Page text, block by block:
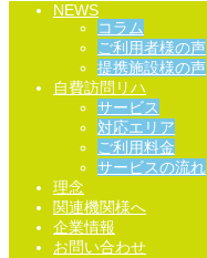
NEWS
コラム
ご利用者様の声
提携施設様の声
自費訪問リハ
サービス
対応エリア
ご利用料金
サービスの流れ
理念
関連機関様へ
企業情報
お問い合わせ